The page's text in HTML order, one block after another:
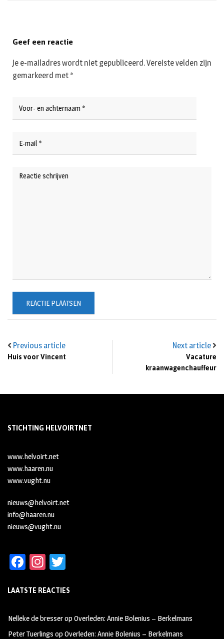
Previous article
Huis voor Vincent
Next article
Vacature
kraanwagenchauffeur
Geef een reactie
Je e-mailadres wordt niet gepubliceerd.Vereiste velden zijn
gemarkeerd met *
STICHTING HELVOIRTNET
www.helvoirt.net
www.haaren.nu
www.vught.nu
nieuws@helvoirt.net
info@haaren.nu
nieuws@vught.nu
Fa
b
oo
k
In
ag
m
tt
LAATSTE REACTIES
Nelleke de bresseropOverleden: Annie Bolenius – Berkelmans
Peter Tuerlings opOverleden: Annie Bolenius – Berkelmans